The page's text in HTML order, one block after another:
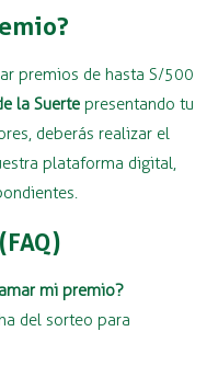
premios de hasta S/500
la Suerte presentando tu
deberás realizar el
plataforma digital,
mi premio?
del sorteo para